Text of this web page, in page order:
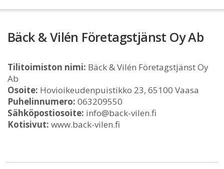
Bäck & Vilén Företagstjänst Oy Ab
Tilitoimiston nimi: Bäck & Vilén Företagstjänst Oy
Ab
Osoite: Hovioikeudenpuistikko 23, 65100 Vaasa
Puhelinnumero: 063209550
Sähköpostiosoite: info@back-vilen.fi
Kotisivut: www.back-vilen.fi